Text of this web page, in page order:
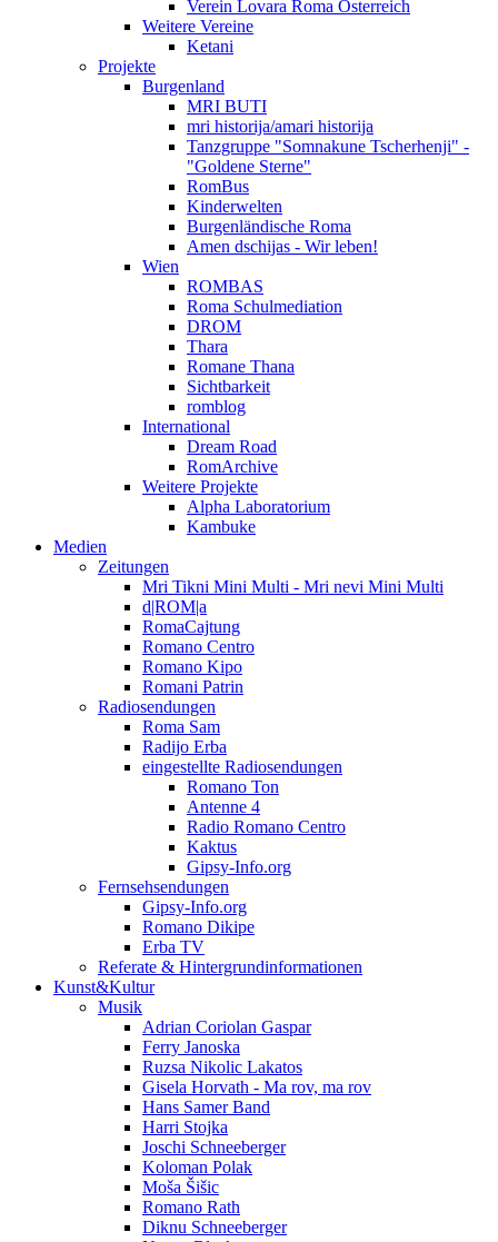
Verein Lovara Roma Österreich
Weitere Vereine
Ketani
Projekte
Burgenland
MRI BUTI
mri historija/amari historija
Tanzgruppe "Somnakune Tscherhenji" -
"Goldene Sterne"
RomBus
Kinderwelten
Burgenländische Roma
Amen dschijas - Wir leben!
Wien
ROMBAS
Roma Schulmediation
DROM
Thara
Romane Thana
Sichtbarkeit
romblog
International
Dream Road
RomArchive
Weitere Projekte
Alpha Laboratorium
Kambuke
Medien
Zeitungen
Mri Tikni Mini Multi - Mri nevi Mini Multi
d|ROM|a
RomaCajtung
Romano Centro
Romano Kipo
Romani Patrin
Radiosendungen
Roma Sam
Radijo Erba
eingestellte Radiosendungen
Romano Ton
Antenne 4
Radio Romano Centro
Kaktus
Gipsy-Info.org
Fernsehsendungen
Gipsy-Info.org
Romano Dikipe
Erba TV
Referate & Hintergrundinformationen
Kunst&Kultur
Musik
Adrian Coriolan Gaspar
Ferry Janoska
Ruzsa Nikolic Lakatos
Gisela Horvath - Ma rov, ma rov
Hans Samer Band
Harri Stojka
Joschi Schneeberger
Koloman Polak
Moša Šišic
Romano Rath
Diknu Schneeberger